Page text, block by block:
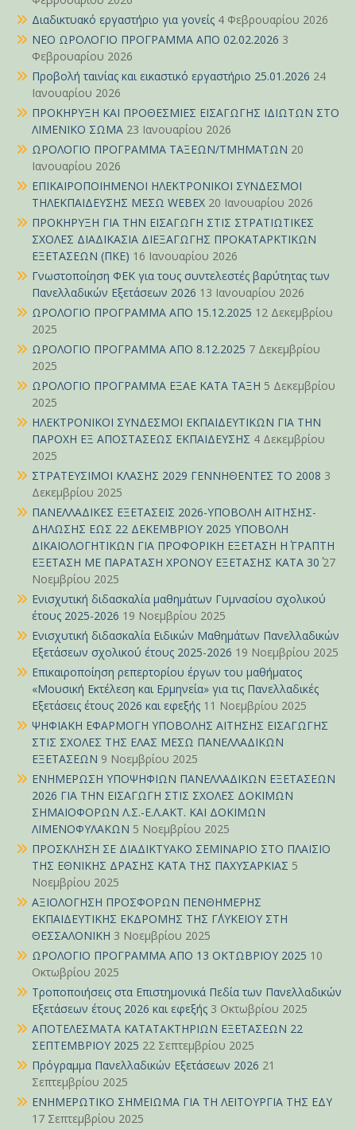
Διαδικτυακό εργαστήριο για γονείς 4 Φεβρουαρίου 2026
ΝΕΟ ΩΡΟΛΟΓΙΟ ΠΡΟΓΡΑΜΜΑ ΑΠΟ 02.02.2026 3
Φεβρουαρίου 2026
Προβολή ταινίας και εικαστικό εργαστήριο 25.01.2026 24
Ιανουαρίου 2026
ΠΡΟΚΗΡΥΞΗ ΚΑΙ ΠΡΟΘΕΣΜΙΕΣ ΕΙΣΑΓΩΓΗΣ ΙΔΙΩΤΩΝ ΣΤΟ
ΛΙΜΕΝΙΚΟ ΣΩΜΑ 23 Ιανουαρίου 2026
ΩΡΟΛΟΓΙΟ ΠΡΟΓΡΑΜΜΑ ΤΑΞΕΩΝ/ΤΜΗΜΑΤΩΝ 20
Ιανουαρίου 2026
ΕΠΙΚΑΙΡΟΠΟΙΗΜΕΝΟΙ ΗΛΕΚΤΡΟΝΙΚΟΙ ΣΥΝΔΕΣΜΟΙ
ΤΗΛΕΚΠΑΙΔΕΥΣΗΣ ΜΕΣΩ WEBEX 20 Ιανουαρίου 2026
ΠΡΟΚΗΡΥΞΗ ΓΙΑ ΤΗΝ ΕΙΣΑΓΩΓΗ ΣΤΙΣ ΣΤΡΑΤΙΩΤΙΚΕΣ
ΣΧΟΛΕΣ ΔΙΑΔΙΚΑΣΙΑ ΔΙΕΞΑΓΩΓΗΣ ΠΡΟΚΑΤΑΡΚΤΙΚΩΝ
ΕΞΕΤΑΣΕΩΝ (ΠΚΕ) 16 Ιανουαρίου 2026
Γνωστοποίηση ΦΕΚ για τους συντελεστές βαρύτητας των
Πανελλαδικών Εξετάσεων 2026 13 Ιανουαρίου 2026
ΩΡΟΛΟΓΙΟ ΠΡΟΓΡΑΜΜΑ ΑΠΟ 15.12.2025 12 Δεκεμβρίου
2025
ΩΡΟΛΟΓΙΟ ΠΡΟΓΡΑΜΜΑ ΑΠΟ 8.12.2025 7 Δεκεμβρίου
2025
ΩΡΟΛΟΓΙΟ ΠΡΟΓΡΑΜΜΑ ΕΞΑΕ ΚΑΤΑ ΤΑΞΗ 5 Δεκεμβρίου
2025
ΗΛΕΚΤΡΟΝΙΚΟΙ ΣΥΝΔΕΣΜΟΙ ΕΚΠΑΙΔΕΥΤΙΚΩΝ ΓΙΑ ΤΗΝ
ΠΑΡΟΧΗ ΕΞ ΑΠΟΣΤΑΣΕΩΣ ΕΚΠΑΙΔΕΥΣΗΣ 4 Δεκεμβρίου
2025
ΣΤΡΑΤΕΥΣΙΜΟΙ ΚΛΑΣΗΣ 2029 ΓΕΝΝΗΘΕΝΤΕΣ ΤΟ 2008 3
Δεκεμβρίου 2025
ΠΑΝΕΛΛΑΔΙΚΕΣ ΕΞΕΤΑΣΕΙΣ 2026-ΥΠΟΒΟΛΗ ΑΙΤΗΣΗΣ-
ΔΗΛΩΣΗΣ ΕΩΣ 22 ΔΕΚΕΜΒΡΙΟΥ 2025 ΥΠΟΒΟΛΗ
ΔΙΚΑΙΟΛΟΓΗΤΙΚΩΝ ΓΙΑ ΠΡΟΦΟΡΙΚΗ ΕΞΕΤΑΣΗ Η΄ ΓΡΑΠΤΗ
ΕΞΕΤΑΣΗ ΜΕ ΠΑΡΑΤΑΣΗ ΧΡΟΝΟΥ ΕΞΕΤΑΣΗΣ ΚΑΤΑ 30΄ 27
Νοεμβρίου 2025
Ενισχυτική διδασκαλία μαθημάτων Γυμνασίου σχολικού
έτους 2025-2026 19 Νοεμβρίου 2025
Ενισχυτική διδασκαλία Ειδικών Μαθημάτων Πανελλαδικών
Εξετάσεων σχολικού έτους 2025-2026 19 Νοεμβρίου 2025
Επικαιροποίηση ρεπερτορίου έργων του μαθήματος
«Μουσική Εκτέλεση και Ερμηνεία» για τις Πανελλαδικές
Εξετάσεις έτους 2026 και εφεξής 11 Νοεμβρίου 2025
ΨΗΦΙΑΚΗ ΕΦΑΡΜΟΓΗ ΥΠΟΒΟΛΗΣ ΑΙΤΗΣΗΣ ΕΙΣΑΓΩΓΗΣ
ΣΤΙΣ ΣΧΟΛΕΣ ΤΗΣ ΕΛΑΣ ΜΕΣΩ ΠΑΝΕΛΛΑΔΙΚΩΝ
ΕΞΕΤΑΣΕΩΝ 9 Νοεμβρίου 2025
ΕΝΗΜΕΡΩΣΗ ΥΠΟΨΗΦΙΩΝ ΠΑΝΕΛΛΑΔΙΚΩΝ ΕΞΕΤΑΣΕΩΝ
2026 ΓΙΑ ΤΗΝ ΕΙΣΑΓΩΓΗ ΣΤΙΣ ΣΧΟΛΕΣ ΔΟΚΙΜΩΝ
ΣΗΜΑΙΟΦΟΡΩΝ Λ.Σ.-Ε.Λ.ΑΚΤ. ΚΑΙ ΔΟΚΙΜΩΝ
ΛΙΜΕΝΟΦΥΛΑΚΩΝ 5 Νοεμβρίου 2025
ΠΡΟΣΚΛΗΣΗ ΣΕ ΔΙΑΔΙΚΤΥΑΚΟ ΣΕΜΙΝΑΡΙΟ ΣΤΟ ΠΛΑΙΣΙΟ
ΤΗΣ ΕΘΝΙΚΗΣ ΔΡΑΣΗΣ ΚΑΤΑ ΤΗΣ ΠΑΧΥΣΑΡΚΙΑΣ 5
Νοεμβρίου 2025
ΑΞΙΟΛΟΓΗΣΗ ΠΡΟΣΦΟΡΩΝ ΠΕΝΘΗΜΕΡΗΣ
ΕΚΠΑΙΔΕΥΤΙΚΗΣ ΕΚΔΡΟΜΗΣ ΤΗΣ Γ΄ΛΥΚΕΙΟΥ ΣΤΗ
ΘΕΣΣΑΛΟΝΙΚΗ 3 Νοεμβρίου 2025
ΩΡΟΛΟΓΙΟ ΠΡΟΓΡΑΜΜΑ ΑΠΟ 13 ΟΚΤΩΒΡΙΟΥ 2025 10
Οκτωβρίου 2025
Τροποποιήσεις στα Επιστημονικά Πεδία των Πανελλαδικών
Εξετάσεων έτους 2026 και εφεξής 3 Οκτωβρίου 2025
ΑΠΟΤΕΛΕΣΜΑΤΑ ΚΑΤΑΤΑΚΤΗΡΙΩΝ ΕΞΕΤΑΣΕΩΝ 22
ΣΕΠΤΕΜΒΡΙΟΥ 2025 22 Σεπτεμβρίου 2025
Πρόγραμμα Πανελλαδικών Εξετάσεων 2026 21
Σεπτεμβρίου 2025
ΕΝΗΜΕΡΩΤΙΚΟ ΣΗΜΕΙΩΜΑ ΓΙΑ ΤΗ ΛΕΙΤΟΥΡΓΙΑ ΤΗΣ ΕΔΥ
17 Σεπτεμβρίου 2025